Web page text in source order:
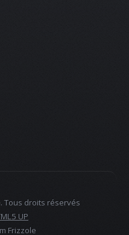
Tous droits réservés
UP
Frizzole